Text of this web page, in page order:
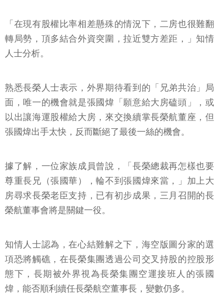
「在現有股權比率相差懸殊的情況下，二房也很難翻
轉局勢，頂多結合外資突圍，拉近雙方差距，」知情
人士分析。
熟悉長榮人士表示，外界期待看到的「兄弟共治」局
面，唯一的機會就是張國煒「願意給大房磕頭」，或
以出讓海運股權給大房，來交換續掌長榮航董座，但
張國煒出手太快，反而斷絕了最後一絲的機會。
據了解，一位家族成員曾說，「長榮總裁再怎樣也要
尊重長兄（張國華），輪不到張國煒來當，」加上大
房尋求長榮老臣支持，已有初步成果，三月召開的長
榮航董事會將是關鍵一役。
知情人士認為，在心結難解之下，海空版圖分家的選
項恐將觸礁，在長榮集團透過公司交叉持股的控股形
態下，長期被外界視為長榮集團空運接班人的張國
煒，能否順利續任長榮航空董事長，變數仍多。